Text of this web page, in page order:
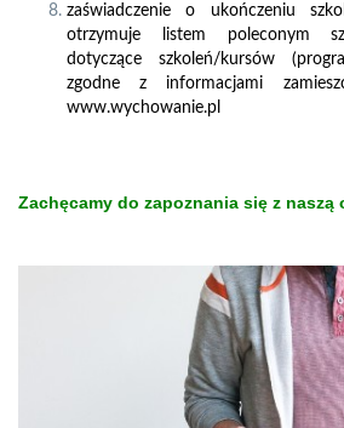
zaświadczenie o ukończeniu
otrzymuje listem poleconym
dotyczące szkoleń/kursów
zgodne z informacjami
www.wychowanie.pl
Zachęcamy do zapoznania się z naszą